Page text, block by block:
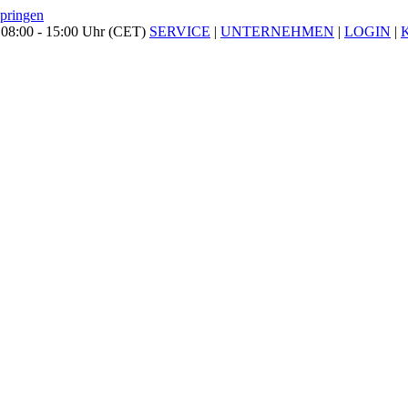
- 15:00 Uhr (CET) SERVICE | UNTERNEHMEN | LOGIN |